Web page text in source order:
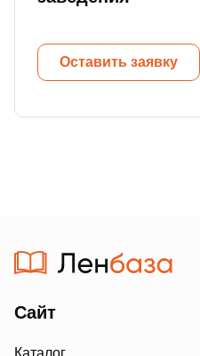
Оставить заявку
Сайт
Каталог